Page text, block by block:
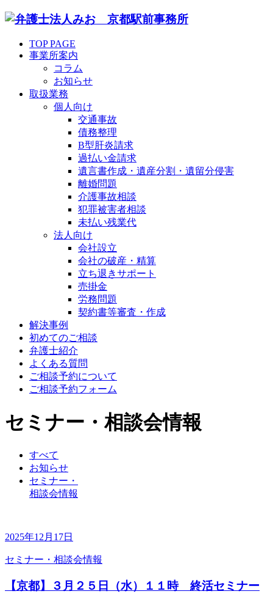
TOP PAGE
事業所案内
コラム
お知らせ
取扱業務
個人向け
交通事故
債務整理
B型肝炎請求
過払い金請求
遺言書作成・遺産分割・遺留分侵害
離婚問題
介護事故相談
犯罪被害者相談
未払い残業代
法人向け
会社設立
会社の破産・精算
立ち退きサポート
売掛金
労務問題
契約書等審査・作成
解決事例
初めてのご相談
弁護士紹介
よくある質問
ご相談予約について
ご相談予約フォーム
セミナー・相談会情報
すべて
お知らせ
セミナー・
相談会情報
2025年12月17日
セミナー・相談会情報
【京都】３月２５日（水）１１時 終活セミナー